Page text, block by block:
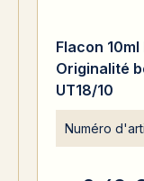
Flacon
Originalité
UT18/10
Numéro